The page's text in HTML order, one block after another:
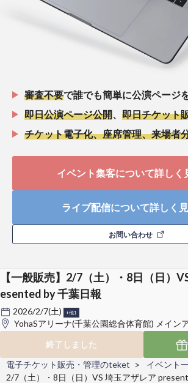
審査不要で誰でも簡単に公演ページ
即日公演ページ公開
即日チケット
チケット電子化、座席管理、来場者
イベント集客について詳しく
ライブ配信について詳しく
お問い合わせ
【一般販売】2/7（土）・8日（日）
esented by 千葉日報
2026/2/7(土) +他1
YohaSアリーナ(千葉公園総合体育館) メイン
終了しました
電子チケット販売・管理のteket イベント
2/7（土）・8日（日）VS 埼玉アザレア